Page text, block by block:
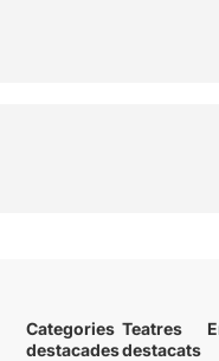
Categories
destacades
Teatres
destacats